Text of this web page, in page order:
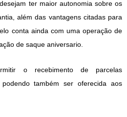
ter maior autonomia sobre os
além das vantagens citadas para
conta ainda com uma operação de
de saque aniversario.
o recebimento de parcelas
também ser oferecida aos